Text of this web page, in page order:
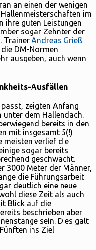
an einen der wenigen
im
ihre guten Leistungen
sogar Zehnter der
Trainer Andreas Grieß
die DM-Normen
ausgeben, auch wenn
Ausfällen
zeigten Anfang
unter dem Hallendach.
bereits in den
mit insgesamt 5(!)
meisten verlief die
sogar bereits
geschwächt.
3000 Meter der Männer,
die Führungsarbeit
deutlich eine neue
diese Zeit als auch
Blick auf die
beschrieben aber
sein. Dies galt
ins Ziel